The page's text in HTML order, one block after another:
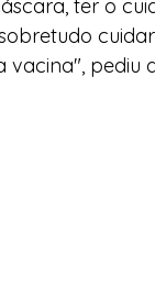
ter o
vacina", pediu